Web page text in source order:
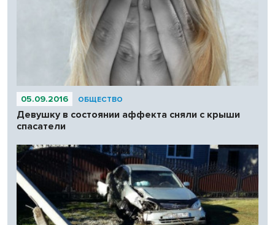
05.09.2016 ОБЩЕСТВО
Девушку в состоянии аффекта сняли с крыши
спасатели